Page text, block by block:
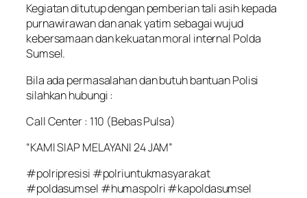
Kegiatan ditutup dengan pemberian tali asih kepada
purnawirawan dan anak yatim sebagai wujud
kebersamaan dan kekuatan moral internal Polda
Sumsel.
Bila ada permasalahan dan butuh bantuan Polisi
silahkan hubungi :
Call Center : 110 (Bebas Pulsa)
“KAMI SIAP MELAYANI 24 JAM”
#polripresisi #polriuntukmasyarakat
#poldasumsel #humaspolri #kapoldasumsel